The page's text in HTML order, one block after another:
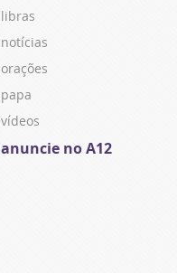
libras
notícias
orações
papa
vídeos
anuncie no A12